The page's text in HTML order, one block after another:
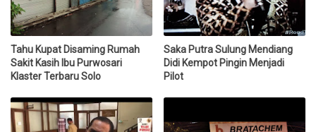
Tahu Kupat Disaming Rumah
Sakit Kasih Ibu Purwosari
Klaster Terbaru Solo
Saka Putra Sulung Mendiang
Didi Kempot Pingin Menjadi
Pilot